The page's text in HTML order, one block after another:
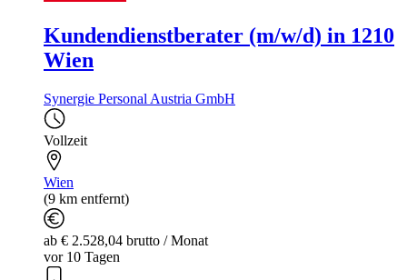
Kundendienstberater (m/w/d) in 1210
Wien
Synergie Personal Austria GmbH
Vollzeit
Wien
(9 km entfernt)
ab € 2.528,04 brutto / Monat
vor 10 Tagen